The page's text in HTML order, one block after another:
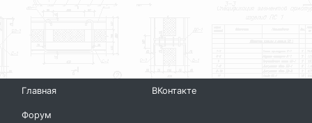
Главная
Форум
ВКонтакте